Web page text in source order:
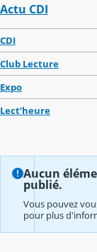
Actu CDI
CDI
Club Lecture
Expo
Lect’heure
Aucun
publié.
Vous pouvez
pour plus